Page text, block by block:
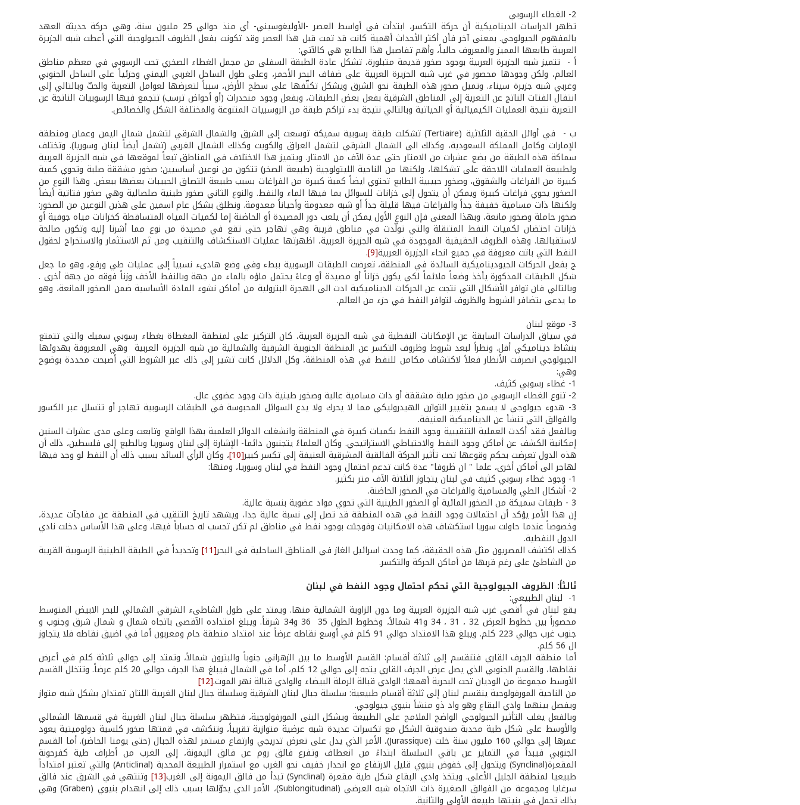
2­- الغطاء الرسوبي
تظهر الدراسات الديناميكية أن حركة التكسر، ابتدأت في أواسط العصر -الأوليغوسيني- أي منذ حوالي 25 مليون سنة، وهي حركة حديثة العهد
بالمفهوم الجيولوجي. بمعنى آخر فأن أكثر الأحداث أهمية كانت قد تمت قبل هذا العصر وقد تكونت بفعل الظروف الجيولوجية التي أعطت شبه الجزيرة
العربية طابعها المميز والمعروف حالياً، وأهم تفاصيل هذا الطابع هي كالآتي:
أ - ­ تتميز شبه الجزيرة العربية بوجود صخور قديمة متبلورة، تشكل عادة الطبقة السفلى من مجمل الغطاء الصخري تحت الرسوبي في معظم مناطق
العالم، ولكن وجودها محصور في غرب شبه الجزيرة العربية على ضفاف البحر الأحمر، وعلى طول الساحل الغربي اليمني وجزئياً على الساحل الجنوبي
وغربي شبه جزيرة سيناء. وتميل صخور هذه الطبقة نحو الشرق ويشكل تكثّفها على سطح الأرض، سبباً لتعرضها لعوامل التعرية والحتّ وبالتالي إلى
انتقال الفتات الناتج عن التعرية إلى المناطق الشرقية بفعل بعض الطبقات، وبفعل وجود منحدرات (أو أحواض ترسب) تتجمع فيها الرسوبيات الناتجة عن
التعرية نتيجة العمليات الكيميائية أو الحياتية وبالتالي نتيجة بدء تراكم طبقة من الروسبيات المتنوعة والمختلفة الشكل والخصائص.
ب - ­ في أوائل الحقبة الثلاثية (Tertiaire) تشكلت طبقة رسوبية سميكة توسعت إلى الشرق والشمال الشرقي لتشمل شمال اليمن وعمان ومنطقة
الإمارات وكامل المملكة السعودية، وكذلك الى الشمال الشرقي لتشمل العراق والكويت وكذلك الشمال الغربي (تشمل أيضاً لبنان وسوريا). وتختلف
سماكة هذه الطبقة من بضع عشرات من الامتار حتى عدة الآف من الامتار. ويتميز هذا الاختلاف في المناطق تبعاً لموقعها في شبه الجزيرة العربية
ولطبيعة العمليات اللاحقة على تشكلها، ولكنها من الناحية الليتولوجية (طبيعة الصخر) تتكون من نوعين أساسيين: صخور مشققة صلبة وتحوي كمية
كبيرة من الفراغات والشقوق، وصخور حبيبية الطابع تحتوي ايضاً كمية كبيرة من الفراغات بسبب طبيعة التصاق الحبيبات بعضها ببعض. وهذا النوع من
الصخور يحوي فراغات كبيرة ويمكن أن يتحول إلى خزانات للسوائل بما فيها الماء والنفط. والنوع الثاني صخور طينية صلصالية وهي صخور فتاتية أيضأ
ولكنها ذات مسامية خفيفة جداً والفراغات فيها قليلة جداً أو شبه معدومة وأحياناً معدومة. ونطلق بشكل عام اسمين على هذين النوعين من الصخور:
صخور حاملة وصخور مانعة، وبهذا المعنى فإن النوع الأول يمكن أن يلعب دور المصيدة أو الحاضنة إما لكميات المياه المتساقطة كخزانات مياه جوفية أو
خزانات احتضان لكميات النفط المتنقلة والتي تولّدت في مناطق قريبة وهي تهاجر حتى تقع في مصيدة من نوع مما أشرنا إليه وتكون صالحة
لاستقبالها. وهذه الظروف الحقيقية الموجودة في شبه الجزيرة العربية، اظهرتها عمليات الاستكشاف والتنقيب ومن ثم الاستثمار والاستخراج لحقول
النفط التي باتت معروفة في جميع انحاء الجزيرة العربية[9]
.
ج­ بفعل الحركات الجيوديناميكية السائدة في المنطقة، تعرضت الطبقات الرسوبية ببطء وفي وضع هادىء نسبياً إلى عمليات طي ورفع، وهو ما جعل
شكل الطبقات المذكورة يأخذ وضعاً ملائماً لكي يكون خزاناً أو مصيدة أو وعاءً يحتمل ملؤه بالماء من جهة وبالنفط الأخف وزناً فوقه من جهة أخرى .
وبالتالي فان توافر الأشكال التي نتجت عن الحركات الديناميكية ادت الى الهجرة البترولية من أماكن نشوء المادة الأساسية ضمن الصخور المانعة، وهو
ما يدعى بتضافر الشروط والظروف لتوافر النفط في جزء من العالم.
3­- موقع لبنان
في سياق الدراسات السابقة عن الإمكانات النفطية في شبه الجزيرة العربية، كان التركيز على لمنطقة المغطاة بغطاء رسوبي سميك والتي تتمتع
بنشاط ديناميكي أقل. ونظراً لبعد شروط وظروف التكسر عن المنطقة الجنوبية الشرقية والشمالية من شبه الجزيرة العربية ­ وهي المعروفة بهدوئها
الجيولوجي­ انصرفت الأنظار فعلاً لاكتشاف مكامن للنفط في هذه المنطقة، وكل الدلائل كانت تشير إلى ذلك عبر الشروط التي أصبحت محددة بوضوح
وهي:
1­- غطاء رسوبي كثيف.
2­- تنوع الغطاء الرسوبي من صخور صلبة مشققة أو ذات مسامية عالية وصخور طينية ذات وجود عضوي عال.
3­- هدوء جيولوجي لا يسمح بتغيير التوازن الهيدروليكي مما لا يحرك ولا يدع السوائل المحبوسة في الطبقات الرسوبية تهاجر أو تتسلل عبر الكسور
والفوالق التي تنشأ عن الديناميكية العنيفة.
وبالفعل فقد أكدت العملية التنقيبية وجود النفط بكميات كبيرة في المنطقة وانشغلت الدوائر العلمية بهذا الواقع وتابعت وعلى مدى عشرات السنين
إمكانية الكشف عن أماكن وجود النفط والاحتياطي الاستراتيجي. وكان العلماءً يتجنبون دائما- الإشارة إلى لبنان وسوريا وبالطبع إلى فلسطين، ذلك أن
هذه الدول تعرضت بحكم وقوعها تحت تأثير الحركة الفالقية المشرقية العنيفة إلى تكسر كبير[10] ، وكان الرأي السائد بسبب ذلك أن النفط لو وجد فيها
لهاجر الى أماكن أخرى، علما " ان ظروفا" عدة كانت تدعم احتمال وجود النفط في لبنان وسوريا، ومنها:
1­- وجود غطاء رسوبي كثيف في لبنان يتجاوز الثلاثة الآف متر بكثير.
2­- أشكال الطي والمسامية والفراغات في الصخور الحاضنة.
3­ - طبقات سميكة من الصخور المائية أو الصخور الطينية التي تحوي مواد عضوية بنسبة عالية.
إن هذا الأمر يؤكد أن احتمالات وجود النفط في هذه المنطقة قد تصل إلى نسبة عالية جدا، ويشهد تاريخ التنقيب في المنطقة عن مفاجآت عديدة،
وخصوصاً عندما حاولت سوريا استكشاف هذه الامكانيات وفوجئت بوجود نفط في مناطق لم تكن تحسب له حساباً فيها، وعلى هذا الأساس دخلت نادي
الدول النفطية.
كذلك اكتشف المصريون مثل هذه الحقيقة، كما وجدت اسرائيل الغاز في المناطق الساحلية في البحر[11] وتحديداً في الطبقة الطينية الرسوبية القريبة
من الشاطئ على رغم قربها من أماكن الحركة والتكسر.
ثالثاً: الظروف الجيولوجية التي تحكم احتمال وجود النفط في لبنان
1­- لبنان الطبيعي:
يقع لبنان في أقصى غرب شبه الجزيرة العربية وما دون الزاوية الشمالية منها. ويمتد على طول الشاطىء الشرقي الشمالي للبحر الابيض المتوسط
محصوراً بين خطوط العرض 32 ، 31 ، 34 و41 شمالاً، وخطوط الطول 35 ­ 36 و34 شرقاً. ويبلغ امتداده الآقصى باتجاه شمال و شمال شرق وجنوب و
جنوب غرب حوالي 223 كلم. ويبلغ هذا الامتداد حوالي 91 كلم في أوسع نقاطه عرضاً عند امتداد منطقة حام ومعربون أما في اضيق نقاطه فلا يتجاوز
ال 56 كلم.
أما منطقة الجرف القاري فتنقسم إلى ثلاثة أقسام: القسم الأوسط ما بين الزهراني جنوباً والبترون شمالاً، وتمتد إلى حوالي ثلاثة كلم في أعرض
نقاطها، والقسم الجنوبي الذي يصل عرض الجرف القاري يتجه إلى حوالي 12 كلم، أما في الشمال فيبلغ هذا الجرف حوالي 20 كلم عرضاً. وتتخلل القسم
الأوسط مجموعة من الوديان تحت البحرية أهمها: الوادي قبالة الرملة البيضاء والوادي قبالة نهر الموت.[12]
من الناحية المورفولوجية ينقسم لبنان إلى ثلاثة أقسام طبيعية: سلسلة جبال لبنان الشرقية وسلسلة جبال لبنان الغربية اللتان تمتدان بشكل شبه متواز
ويفصل بينهما وادي البقاع وهو واد ذو منشأ بنيوي جيولوجي.
وبالفعل يغلب التأثير الجيولوجي الواضح الملامح على الطبيعة ويشكل البنى المورفولوجية، فتظهر سلسلة جبال لبنان الغربية في قسمها الشمالي
والأوسط على شكل طية محدبة صندوقية الشكل مع تكسرات عديدة شبه عرضية متوازية تقريباً، وتنكشف في قمتها صخور كلسية دولوميتية يعود
عمرها إلى حوالي 160 مليون سنة خلت (Jurassique)، الأمر الذي يدل على تعرض تدريجي وارتفاع مستمر لهذه الجبال (حتى يومنا الحاضر). أما القسم
الجنوبي فيبدأ في التمايز عن باقي السلسلة ابتداءً من انعطاف وتفرع فالق روم عن فالق اليمونة، إلى الغرب من أطراف طية كفرحونة
المقعرة(Synclinal) ويتحول إلى خفوض بنيوي قليل الارتفاع مع انحدار خفيف نحو الغرب مع استمرار الطبيعة المحدبة (Anticlinal) والتي تعتبر امتداداً
طبيعيا لمنطقة الجليل الأعلى. ويتخذ وادي البقاع شكل طية مقعرة (Synclinal) تبدأ من فالق اليمونة إلى الغرب [13] وتنتهي في الشرق عند فالق
سرغايا ومجموعة من الفوالق الصغيرة ذات الاتجاه شبه العرضي (Sublongitudinal)، الأمر الذي يحوّلها بسبب ذلك إلى انهدام بنيوي (Graben) وهي
بذلك تحمل في بنيتها طبيعة الأولى والثانية.